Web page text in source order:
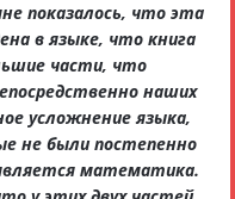
показалось, что эта
в языке, что книга
части, что
наших
усложнение языка,
не были постепенно
математика.